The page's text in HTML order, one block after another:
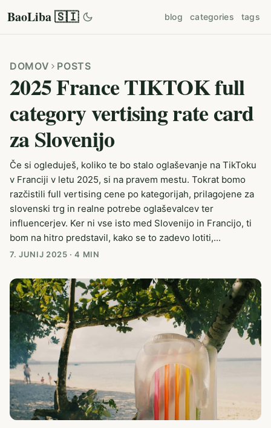
BaoLiba 🇸🇮 blog categories tags
DOMOV POSTS
2025 France TIKTOK full
category vertising rate card
za Slovenijo
Če si ogleduješ, koliko te bo stalo oglaševanje na TikToku
v Franciji v letu 2025, si na pravem mestu. Tokrat bomo
razčistili full vertising cene po kategorijah, prilagojene za
slovenski trg in realne potrebe oglaševalcev ter
influencerjev. Ker ni vse isto med Slovenijo in Francijo, ti
bom na hitro predstavil, kako se to zadevo lotiti,...
7. JUNIJ 2025 ·4 MIN